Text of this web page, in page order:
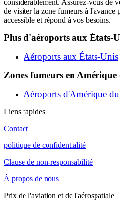
considérablement. Assurez-vous de
de visiter la zone fumeurs à l'avance
accessible et répond à vos besoins.
Plus d'aéroports aux États-
Aéroports aux États-Unis
Zones fumeurs en
Aéroports d'Amérique
Liens rapides
Contact
politique de confidentialité
Clause de non-responsabilité
À propos de nous
Prix de l'aviation et de l'aérospatiale